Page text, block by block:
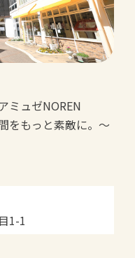
ミュゼNOREN
をもっと素敵に。～
1-1